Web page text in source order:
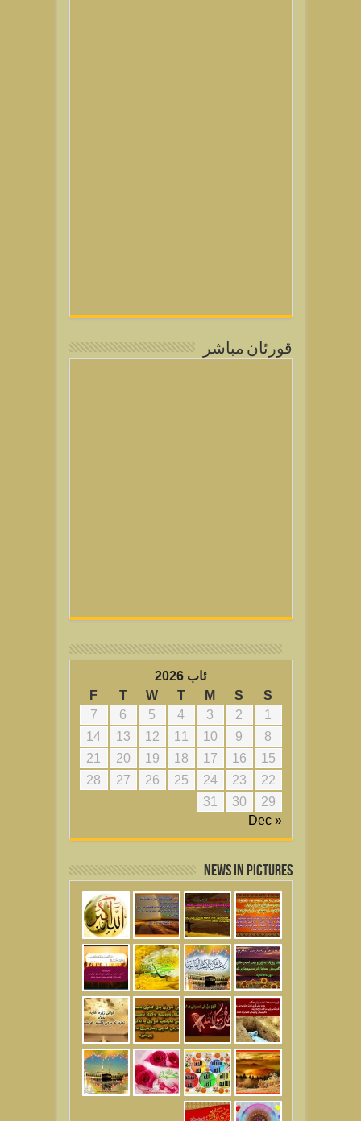
قورئان مباشر
ئاب 2026
S
S
M
T
W
T
F
« Dec
1
2
3
4
5
6
7
8
9
10
11
12
13
14
15
16
17
18
19
20
21
22
23
24
25
26
27
28
29
30
31
News in Pictures